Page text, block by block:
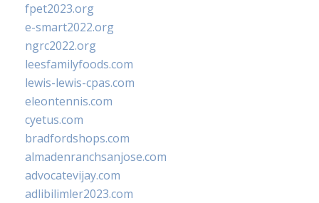
fpet2023.org
e-smart2022.org
ngrc2022.org
leesfamilyfoods.com
lewis-lewis-cpas.com
eleontennis.com
cyetus.com
bradfordshops.com
almadenranchsanjose.com
advocatevijay.com
adlibilimler2023.com